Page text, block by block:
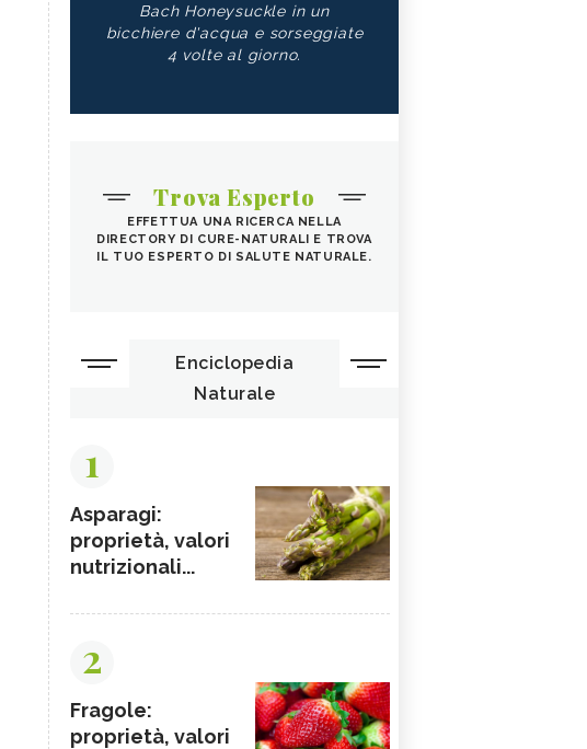
Bach Honeysuckle in un
bicchiere d'acqua e sorseggiate
4 volte al giorno.
Trova Esperto
EFFETTUA UNA RICERCA NELLA
DIRECTORY DI CURE-NATURALI E TROVA
IL TUO ESPERTO DI SALUTE NATURALE.
Enciclopedia
Naturale
1
Asparagi:
proprietà, valori
nutrizionali...
2
Fragole:
proprietà, valori